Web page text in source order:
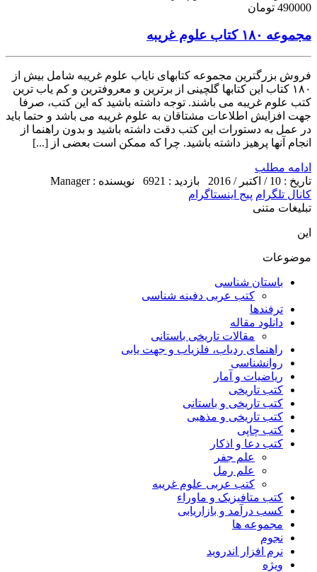
490000 تومان
مجموعه ۱۸۰ کتاب علوم غریبه
فروش بزرگترین مجموعه کتابهای نایاب علوم غریبه شامل بیش از
۱۸۰ کتاب این کتابها گلچینی از برترین و معروفترین و کم یاب ترین
کتب علوم غریبه می باشند. توجه داشته باشید که این کتب، صرفا
جهت افزایش اطلاعات مشتاقان به علوم غریبه می باشد و حتما باید
در عمل به دستورات این کتب دقت داشته باشید و بدون راهنما از
انجام آنها پرهیز داشته باشید. چرا که ممکن است بعضی از [...]
ادامه مطلب
تاریخ : 10 / اکتبر / 2016
بازدید : 6921
نویسنده : Manager
کانال تلگرام پیج اینستاگرام
تبلیغات متنی
این
موضوعات
باستان شناسی
کتب عربی دفینه شناسی
ترفندها
دانلود مقاله
مقالات تاریخی باستانی
راهنمای ردیاب، فلزیاب و جهت یابی
روانشناسی
ریاضیات و آمار
کتب تاریخی
کتب تاریخی و باستانی
کتب تاریخی و مذهبی
کتب چاپی
کتب دعا و اذکار
علم جفر
علم رمل
کتب عربی علوم غریبه
کتب متافیزیک و ماوراء
کسب درآمد و بازاریابی
مجموعه ها
نجوم
نرم افزار اندروید
ویژه